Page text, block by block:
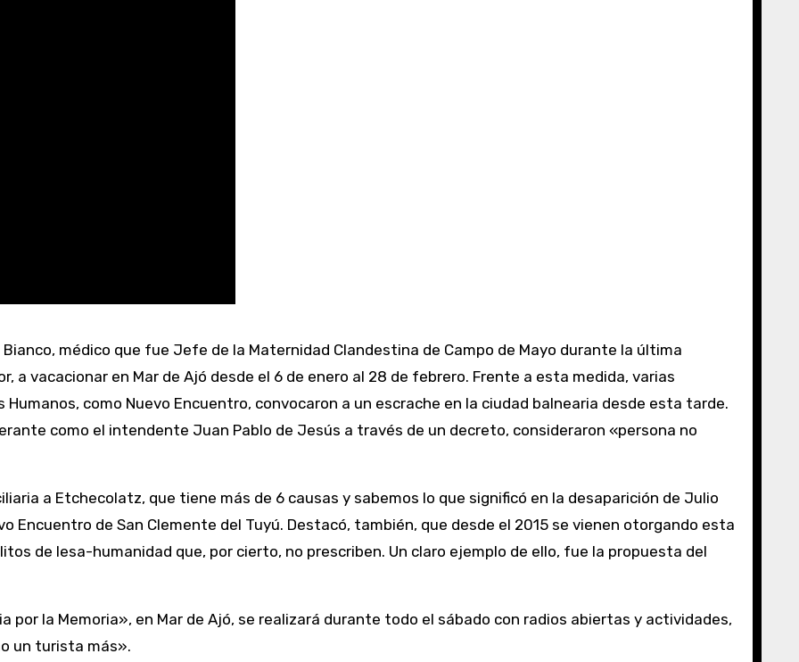
a vacacionar en Mar de Ajó desde el 6 de enero al 28 de febrero. Frente a esta medida, varias
como Nuevo Encuentro, convocaron a un escrache en la ciudad balnearia desde esta tarde.
como el intendente Juan Pablo de Jesús a través de un decreto, consideraron «persona no
a Etchecolatz, que tiene más de 6 causas y sabemos lo que significó en la desaparición de Julio
Encuentro de San Clemente del Tuyú. Destacó, también, que desde el 2015 se vienen otorgando esta
de lesa-humanidad que, por cierto, no prescriben. Un claro ejemplo de ello, fue la propuesta del
por la Memoria», en Mar de Ajó, se realizará durante todo el sábado con radios abiertas y actividades,
un turista más».